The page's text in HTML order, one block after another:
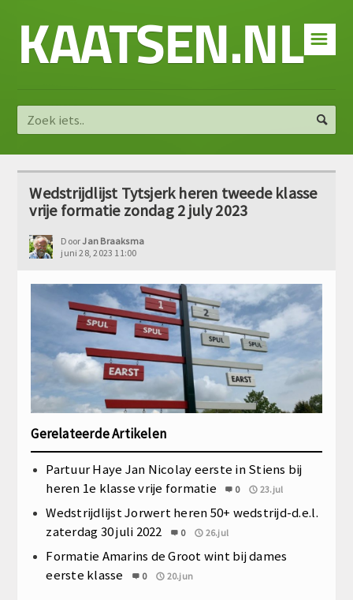
☰
KAATSEN.NL
Wedstrijdlijst Tytsjerk heren tweede klasse
vrije formatie zondag 2 july 2023
DoorJan Braaksma
juni 28, 2023 11:00
Gerelateerde Artikelen
Partuur Haye Jan Nicolay eerste in Stiens bij
heren 1e klasse vrije formatie
0 23.jul
Wedstrijdlijst Jorwert heren 50+ wedstrijd-d.e.l.
zaterdag 30 juli 2022
0 26.jul
Formatie Amarins de Groot wint bij dames
eerste klasse
0 20.jun